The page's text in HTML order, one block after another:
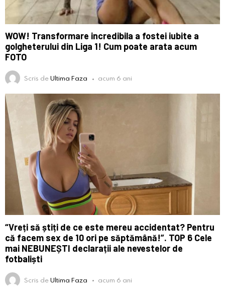
WOW! Transformare incredibila a fostei iubite a
golgheterului din Liga 1! Cum poate arata acum
FOTO
Scris deUltima Faza acum 6 ani
“Vreți să știți de ce este mereu accidentat? Pentru
că facem sex de 10 ori pe săptămână!”. TOP 6 Cele
mai NEBUNEȘTI declarații ale nevestelor de
fotbaliști
Scris deUltima Faza acum 6 ani